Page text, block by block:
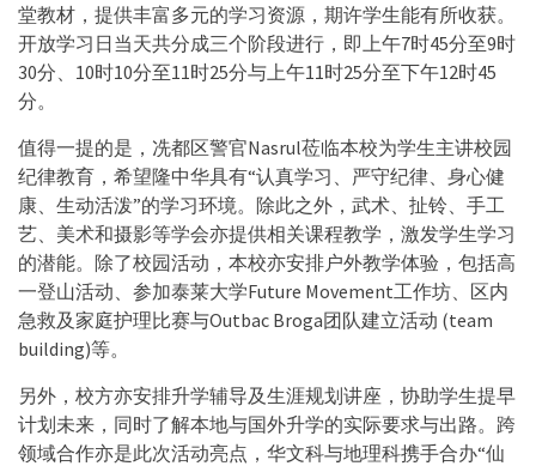
堂教材，提供丰富多元的学习资源，期许学生能有所收获。
开放学习日当天共分成三个阶段进行，即上午7时45分至9时
30分、10时10分至11时25分与上午11时25分至下午12时45
分。
值得一提的是，冼都区警官Nasrul莅临本校为学生主讲校园
纪律教育，希望隆中华具有“认真学习、严守纪律、身心健
康、生动活泼”的学习环境。除此之外，武术、扯铃、手工
艺、美术和摄影等学会亦提供相关课程教学，激发学生学习
的潜能。除了校园活动，本校亦安排户外教学体验，包括高
一登山活动、参加泰莱大学Future Movement工作坊、区内
急救及家庭护理比赛与Outbac Broga团队建立活动 (team
building)等。
另外，校方亦安排升学辅导及生涯规划讲座，协助学生提早
计划未来，同时了解本地与国外升学的实际要求与出路。跨
领域合作亦是此次活动亮点，华文科与地理科携手合办“仙